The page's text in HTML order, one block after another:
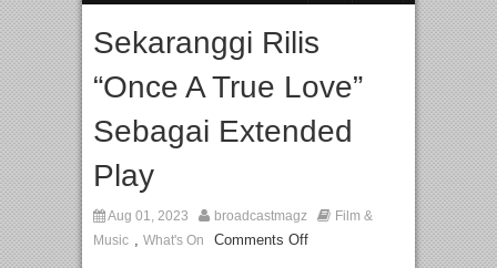
Sekaranggi Rilis
“Once A True Love”
Sebagai Extended
Play
Aug 01, 2023 broadcastmagz
Film &
Music , What's On Comments Off